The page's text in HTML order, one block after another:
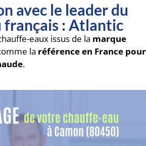
avec le leader du
français : Atlantic
eaux issus de la marque
la référence en France pour
.